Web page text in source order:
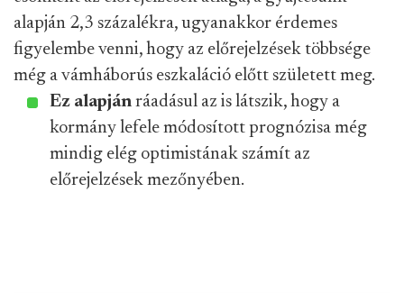
alapján 2,3 százalékra, ugyanakkor érdemes
figyelembe venni, hogy az előrejelzések többsége
még a vámháborús eszkaláció előtt született meg.
Ez alapján ráadásul az is látszik, hogy a
kormány lefele módosított prognózisa még
mindig elég optimistának számít az
előrejelzések mezőnyében.